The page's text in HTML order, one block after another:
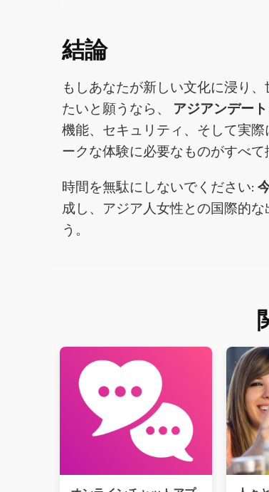
結論
もしあなたが新しい文化に浸り
たいと願うなら、 アジアンデート
機能、セキュリティ、そして実
ークな体験に必要なものがすべて
時間を無駄にしないでください:
成し、アジア人女性との国際的
う。